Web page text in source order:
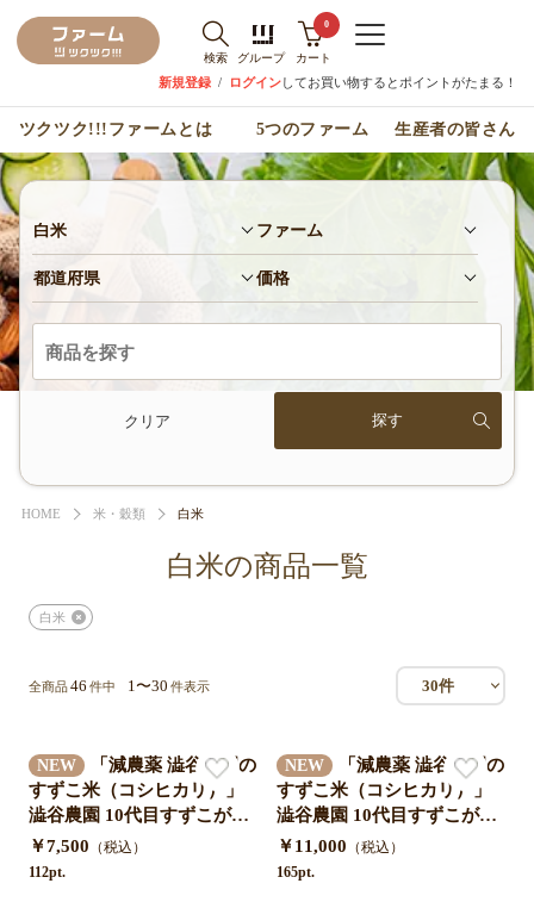
検索 グループ
0
カート
新規登録 / ログインしてお買い物するとポイントがたまる！
ツクツク!!!ファームとは 5つのファーム 生産者の皆さん
白米 ファーム
都道府県 価格
クリア
HOME 米・穀類 白米
白米の商品一覧
白米
全商品46 件中 1〜30 件表示 30件
NEW
「減農薬 澁谷農園の
すずこ米（コシヒカリ）」
澁谷農園 10代目すずこが作
った『すずこ米』令和7年度
三重県産 米袋入り 10㎏（5
￥7,500 （税込）
112pt.
NEW
「減農薬 澁谷農園の
すずこ米（コシヒカリ）」
澁谷農園 10代目すずこが作
った『すずこ米』令和7年度
三重県産 米袋入り 15㎏（5
￥11,000 （税込）
165pt.